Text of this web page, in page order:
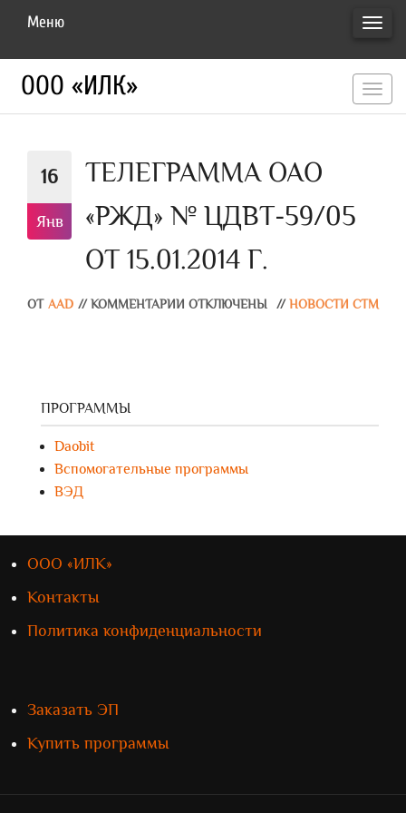
Меню
ООО «ИЛК»
16
Янв
ТЕЛЕГРАММА ОАО
«РЖД» № ЦДВТ-59/05
ОТ 15.01.2014 Г.
ОТ AAD // КОММЕНТАРИИ ОТКЛЮЧЕНЫ // НОВОСТИ СТМ
ПРОГРАММЫ
Daobit
Вспомогательные программы
ВЭД
ООО «ИЛК»
Контакты
Политика конфиденциальности
Заказать ЭП
Купить программы